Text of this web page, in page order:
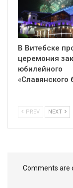
В Витебске
церемония
юбилейного
«Славянского
PREV NEXT
Comments are